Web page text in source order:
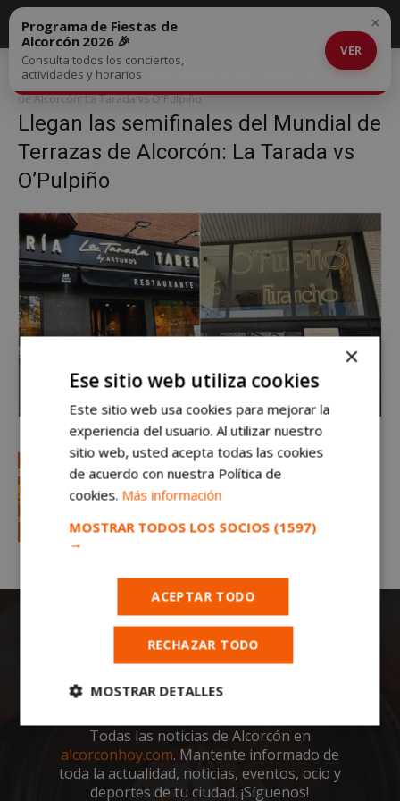
Inicio
Llegan las semifinales del Mundial de Terrazas de Alcorcón: La
Tarada vs O’Pulpiño
Llegan las semifinales del Mundial de Terrazas
de Alcorcón: La Tarada vs O'Pulpiño
Llegan las semifinales del Mundial de
Terrazas de Alcorcón: La Tarada vs
O’Pulpiño
Programa de Fiestas de
Alcorcón 2026 🎉
Consulta todos los conciertos,
actividades y horarios
VER
×
Todas las noticias de Alcorcón en
alcorconhoy.com. Mantente informado de
toda la actualidad, noticias, eventos, ocio y
deportes de tu ciudad. ¡Síguenos!
×
Ese sitio web utiliza cookies
Este sitio web usa cookies para mejorar la
experiencia del usuario. Al utilizar nuestro
sitio web, usted acepta todas las cookies
de acuerdo con nuestra Política de
cookies. Más información
MOSTRAR TODOS LOS SOCIOS (1597)
→
ACEPTAR TODO
RECHAZAR TODO
MOSTRAR DETALLES
Cookies
estrictamente
necesarias
Cookies de
rendimiento